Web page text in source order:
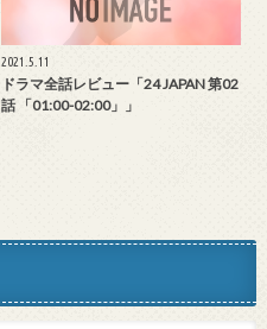
2021.5.11
ドラマ全話レビュー「24 JAPAN 第02
話 「01:00-02:00」」